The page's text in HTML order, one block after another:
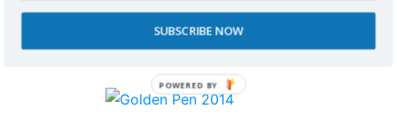
SUBSCRIBE NOW
POWERED BY